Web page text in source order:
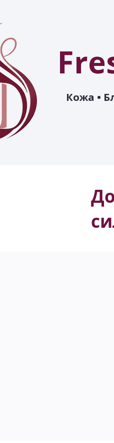
Кожа •